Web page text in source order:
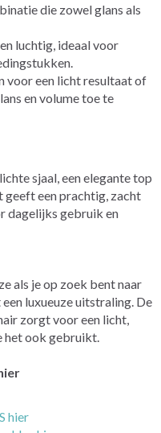
die zowel glans als
luchtig, ideaal voor
voor een licht resultaat of
en volume toe te
sjaal, een elegante top
geeft een prachtig, zacht
dagelijks gebruik en
als je op zoek bent naar
luxueuze uitstraling. De
zorgt voor een licht,
het ook gebruikt.
hier